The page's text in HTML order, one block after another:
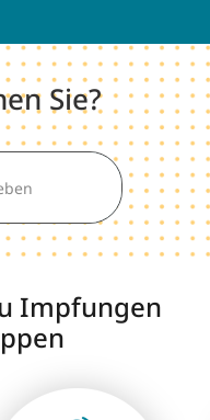
Sie?
Impfungen